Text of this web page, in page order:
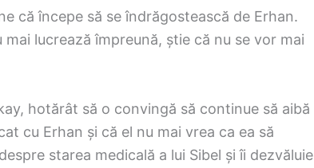
că începe să se îndrăgostească de Erhan.
lucrează împreună, știe că nu se vor mai
hotărât să o convingă să continue să aibă
cu Erhan și că el nu mai vrea ca ea să
starea medicală a lui Sibel și îi dezvăluie